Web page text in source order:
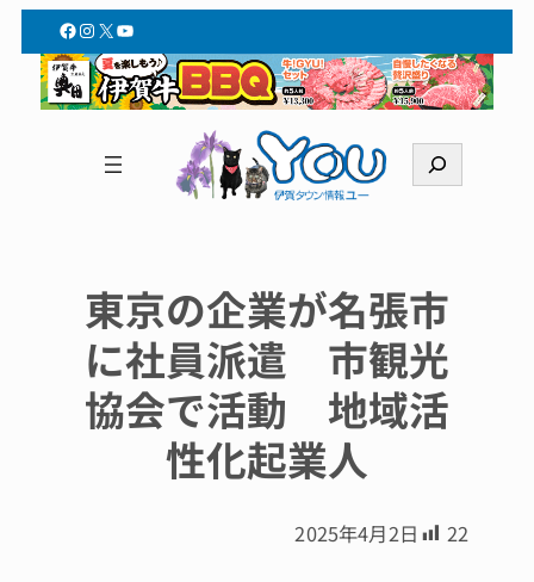
Facebook
Instagram
X YouTube
索
東京の企業が名張市
に社員派遣 市観光
協会で活動 地域活
性化起業人
2025年4月2日 22